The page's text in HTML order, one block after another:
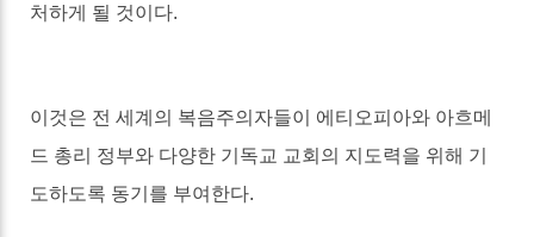
처하게 될 것이다.
이것은 전 세계의 복음주의자들이 에티오피아와 아흐메
드 총리 정부와 다양한 기독교 교회의 지도력을 위해 기
도하도록 동기를 부여한다.